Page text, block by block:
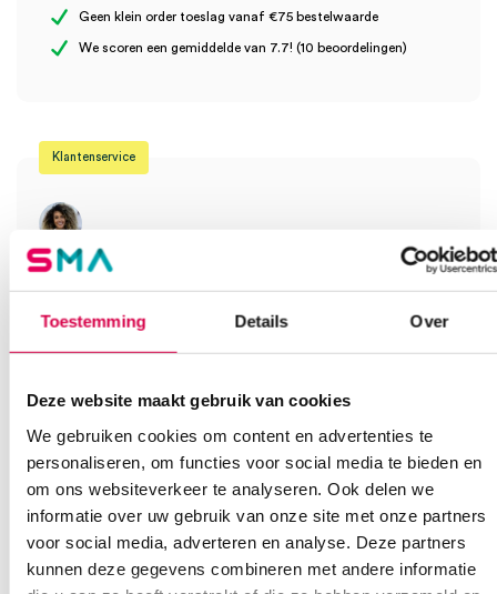
Toestemming Details Over
Deze website maakt gebruik van cookies
We gebruiken cookies om content en advertenties te
personaliseren, om functies voor social media te bieden en
om ons websiteverkeer te analyseren. Ook delen we
informatie over uw gebruik van onze site met onze partners
voor social media, adverteren en analyse. Deze partners
kunnen deze gegevens combineren met andere informatie
manchet volwassene (set)” te beoordelen
Geen klein order toeslag vanaf €75 bestelwaarde
We scoren een gemiddelde van 7.7! (10 beoordelingen)
Klantenservice
Heb je een vraag?
Vind je antwoord snel en makkelijk op onze klantenservice pagina.
Onze klantenservice is bereikbaar van maandag t/m vrijdag van